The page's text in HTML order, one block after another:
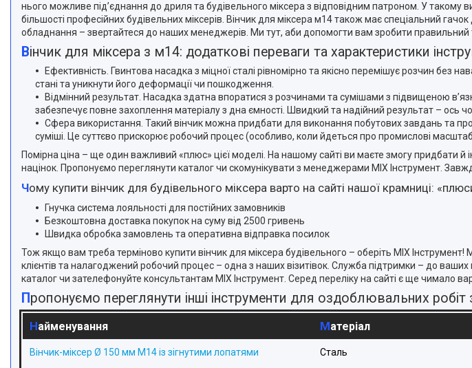
нього можливе під’єднання до дриля та будівельного міксера з відповідним патроном. У
більшості професійних будівельних міксерів. Вінчик для міксера м14 також має спеціальний
обладнання – звертайтеся до наших менеджерів. Ми тут, аби допомогти вам зробити правильний
Вінчик для міксера з м14: додаткові переваги та характеристики
Ефективність. Гвинтова насадка з міцної сталі рівномірно та якісно перемішує розчин
стані та уникнути його деформації чи пошкодження.
Відмінний результат. Насадка здатна впоратися з розчинами та сумішами з підвищеною
забезпечує повне захоплення матеріалу з дна ємності. Швидкий та надійний результат – ось
Сфера використання. Такий вінчик можна придбати для виконання побутових завдань та
суміші. Це суттєво прискорює робочий процес (особливо, коли йдеться про промислові
Помірна ціна – ще один важливий «плюс» цієї моделі. На нашому сайті ви маєте змогу придбати й
націнок. Пропонуємо переглянути каталог чи скомунікувати з менеджерами MIX Інструмент.
Чому купити вінчик для будівельного міксера варто на сайті нашої крамниці:
Гнучка система лояльності для постійних замовників
Безкоштовна доставка покупок на суму від 2500 гривень
Швидка обробка замовлень та оперативна відправка посилок
Тож якщо вам треба терміново купити вінчик для міксера будівельного – оберіть MIX
клієнтів та налагоджений робочий процес – одна з наших візитівок. Служба підтримки – до ваших
каталог чи зателефонуйте консультантам MIX Інструмент. Серед переліку на сайті є ще чимало
Пропонуємо переглянути інші інструменти для оздоблювальних
Найменування Матеріал
Вінчик-міксер Ø 150 мм М14 із зігнутими лопатями Сталь